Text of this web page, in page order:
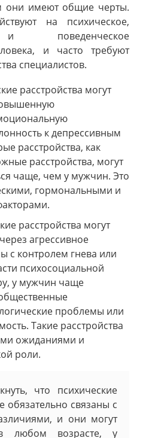
они имеют общие черты.
на психическое,
поведенческое
и часто требуют
специалистов.
расстройства могут
к депрессивным
расстройства, как
расстройства, могут
чаще, чем у мужчин. Это
гормональными и
расстройства могут
агрессивное
с контролем гнева или
психосоциальной
у мужчин чаще
проблемы или
Такие расстройства
ожиданиями и
роли.
что психические
обязательно связаны с
и они могут
в любом возрасте, у